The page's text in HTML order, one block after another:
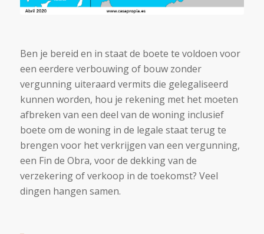
Ben je bereid en in staat de boete te voldoen voor
een eerdere verbouwing of bouw zonder
vergunning uiteraard vermits die gelegaliseerd
kunnen worden, hou je rekening met het moeten
afbreken van een deel van de woning inclusief
boete om de woning in de legale staat terug te
brengen voor het verkrijgen van een vergunning,
een Fin de Obra, voor de dekking van de
verzekering of verkoop in de toekomst? Veel
dingen hangen samen.